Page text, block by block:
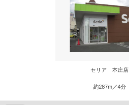
セリア 本庄店
約287m／4分